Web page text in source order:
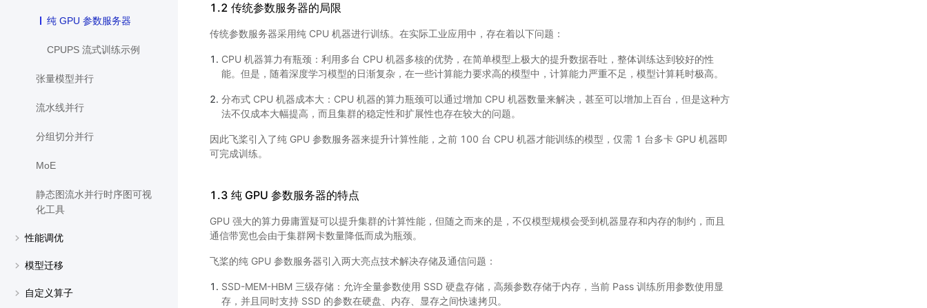
纯 GPU 参数服务器
CPUPS 流式训练示例
张量模型并行
流水线并行
分组切分并行
MoE
静态图流水并行时序图可视
化工具
性能调优
模型迁移
自定义算子
1.2 传统参数服务器的局限
传统参数服务器采用纯 CPU 机器进行训练。在实际工业应用中，存在着以下问题：
CPU 机器算力有瓶颈：利用多台 CPU 机器多核的优势，在简单模型上极大的提升数据吞吐，整体训练达到较好的性
能。但是，随着深度学习模型的日渐复杂，在一些计算能力要求高的模型中，计算能力严重不足，模型计算耗时极高。
分布式 CPU 机器成本大：CPU 机器的算力瓶颈可以通过增加 CPU 机器数量来解决，甚至可以增加上百台，但是这种方
法不仅成本大幅提高，而且集群的稳定性和扩展性也存在较大的问题。
因此飞桨引入了纯 GPU 参数服务器来提升计算性能，之前 100 台 CPU 机器才能训练的模型，仅需 1 台多卡 GPU 机器即
可完成训练。
1.3 纯 GPU 参数服务器的特点
GPU 强大的算力毋庸置疑可以提升集群的计算性能，但随之而来的是，不仅模型规模会受到机器显存和内存的制约，而且
通信带宽也会由于集群网卡数量降低而成为瓶颈。
飞桨的纯 GPU 参数服务器引入两大亮点技术解决存储及通信问题：
SSD-MEM-HBM 三级存储：允许全量参数使用 SSD 硬盘存储，高频参数存储于内存，当前 Pass 训练所用参数使用显
存，并且同时支持 SSD 的参数在硬盘、内存、显存之间快速拷贝。